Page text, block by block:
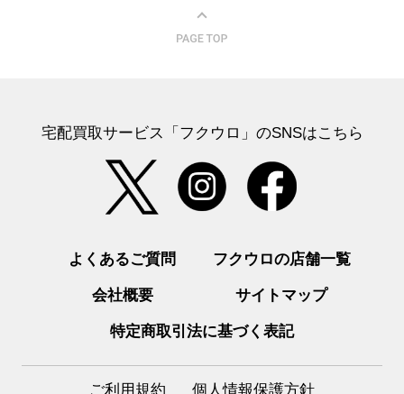
宅配買取サービス「フクウロ」のSNSはこちら
よくあるご質問 フクウロの店舗一覧
会社概要 サイトマップ
特定商取引法に基づく表記
ご利用規約 個人情報保護方針